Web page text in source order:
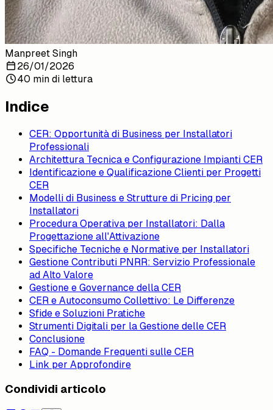
Manpreet Singh
26/01/2026
40 min di lettura
Indice
CER: Opportunità di Business per Installatori
Professionali
Architettura Tecnica e Configurazione Impianti CER
Identificazione e Qualificazione Clienti per Progetti
CER
Modelli di Business e Strutture di Pricing per
Installatori
Procedura Operativa per Installatori: Dalla
Progettazione all'Attivazione
Specifiche Tecniche e Normative per Installatori
Gestione Contributi PNRR: Servizio Professionale
ad Alto Valore
Gestione e Governance della CER
CER e Autoconsumo Collettivo: Le Differenze
Sfide e Soluzioni Pratiche
Strumenti Digitali per la Gestione delle CER
Conclusione
FAQ - Domande Frequenti sulle CER
Link per Approfondire
Condividi articolo